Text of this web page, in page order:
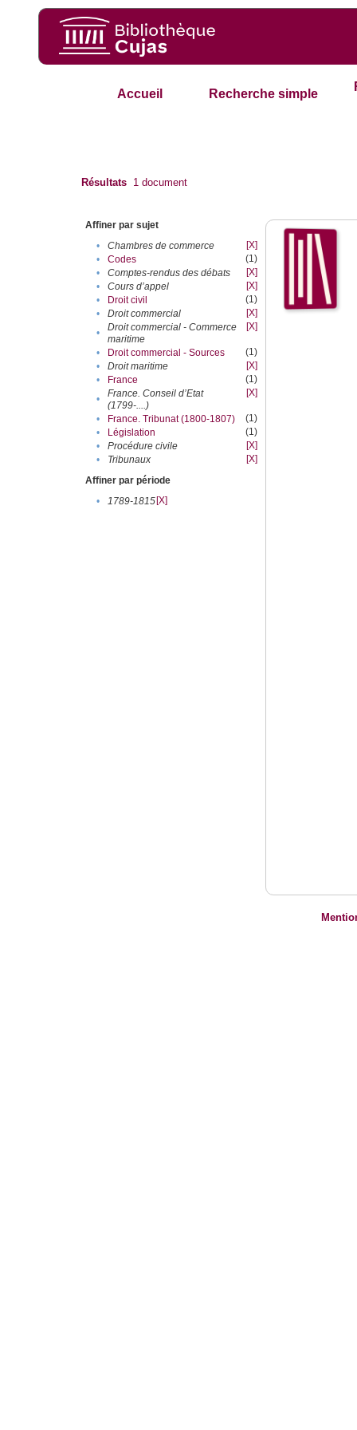
Accueil Recherche simple
Résultats 1 document
Affiner par sujet
•
Chambres de commerce
[X]
•
Codes
(1)
•
Comptes-rendus des débats
[X]
•
Cours d’appel
[X]
•
Droit civil
(1)
•
Droit commercial
[X]
•
Droit commercial - Commerce
maritime
[X]
• Droit commercial - Sources
(1)
•
Droit maritime
[X]
•
France
(1)
•
France. Conseil d’Etat
(1799-....)
[X]
• France. Tribunat (1800-1807)
(1)
•
Législation
(1)
•
Procédure civile
[X]
•
Tribunaux
[X]
Affiner par période
•
1789-1815[X]